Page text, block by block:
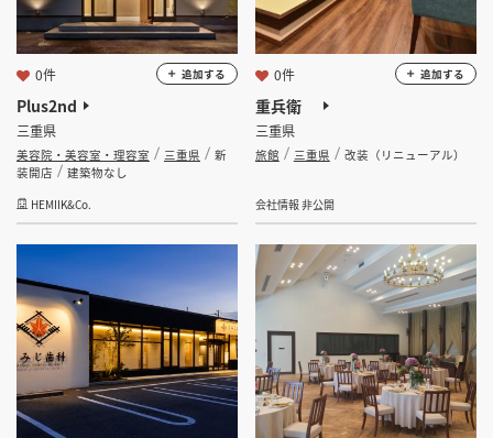
Plus2nd
三重県
美容院・美容室・理容室 三重県
新
装開店
建築物なし
HEMIIK&Co.
0件 追加する
重兵衛
三重県
旅館 三重県 改装（リニューアル）
会社情報 非公開
0件 追加する